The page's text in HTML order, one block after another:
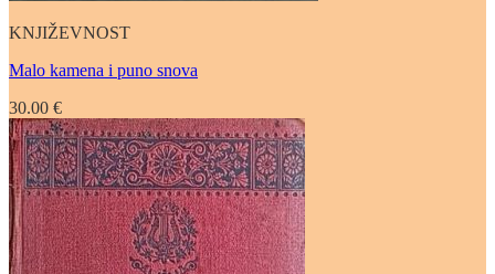
KNJIŽEVNOST
Malo kamena i puno snova
30.00 €